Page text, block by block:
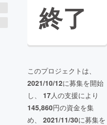
終了
このプロジェクトは、
2021/10/12に募集を開始
し、 17人の支援により
145,860円の資金を集
め、 2021/11/30に募集を